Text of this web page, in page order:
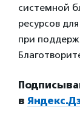
системной
ресурсов
при
в